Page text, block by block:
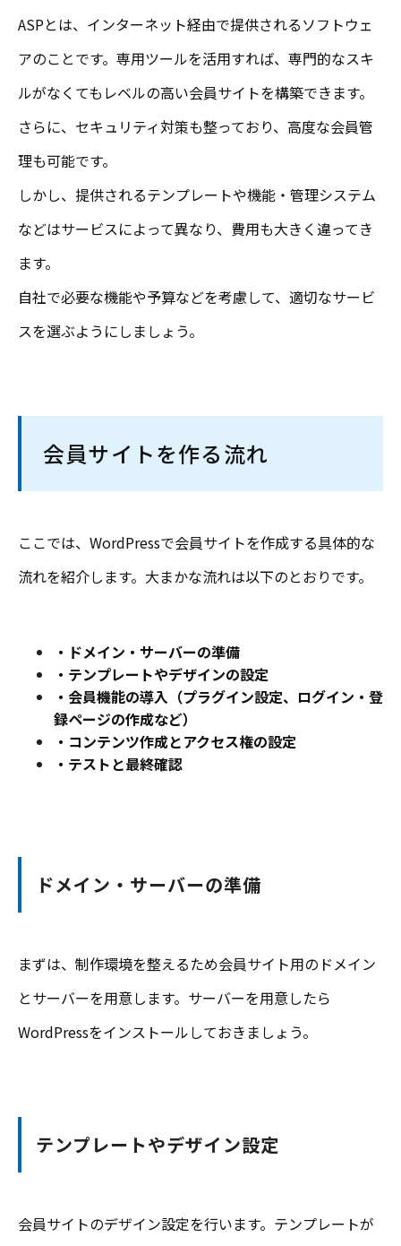
ASPとは、インターネット経由で提供されるソフトウェ
アのことです。専用ツールを活用すれば、専門的なスキ
ルがなくてもレベルの高い会員サイトを構築できます。
さらに、セキュリティ対策も整っており、高度な会員管
理も可能です。
しかし、提供されるテンプレートや機能・管理システム
などはサービスによって異なり、費用も大きく違ってき
ます。
自社で必要な機能や予算などを考慮して、適切なサービ
スを選ぶようにしましょう。
会員サイトを作る流れ
ここでは、WordPressで会員サイトを作成する具体的な
流れを紹介します。大まかな流れは以下のとおりです。
・ ドメイン・サーバーの準備
・テンプレートやデザインの設定
・会員機能の導入（プラグイン設定、ログイン・登
録ページの作成など）
・コンテンツ作成とアクセス権の設定
・テストと最終確認
ドメイン・サーバーの準備
まずは、制作環境を整えるため会員サイト用のドメイン
とサーバーを用意します。サーバーを用意したら
WordPressをインストールしておきましょう。
テンプレートやデザイン設定
会員サイトのデザイン設定を行います。テンプレートが